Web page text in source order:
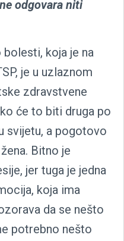
odgovara niti
koja je na
je u uzlaznom
zdravstvene
će to biti druga po
svijetu, a pogotovo
Bitno je
jer tuga je jedna
koja ima
da se nešto
potrebno nešto